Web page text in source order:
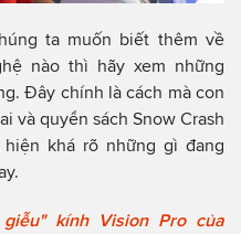
ta muốn biết thêm về
nào thì hãy xem những
Đây chính là cách mà con
và quyển sách Snow Crash
khá rõ những gì đang
kính Vision Pro của